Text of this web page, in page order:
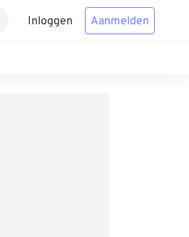
Inloggen Aanmelden